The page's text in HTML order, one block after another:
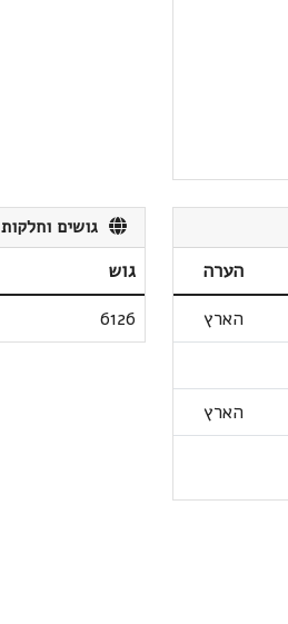
הערה
הארץ
הארץ
גושים וחלקות
גוש
6126